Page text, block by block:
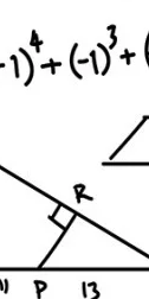
a и b